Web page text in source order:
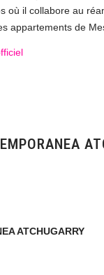
où il collabore au
appartements de
ATCHUGARRY